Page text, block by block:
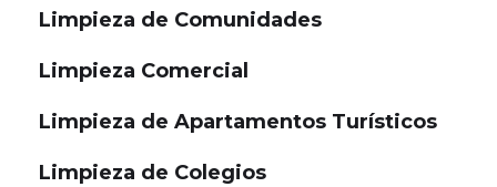
Limpieza de Comunidades
Limpieza Comercial
Limpieza de Apartamentos Turísticos
Limpieza de Colegios